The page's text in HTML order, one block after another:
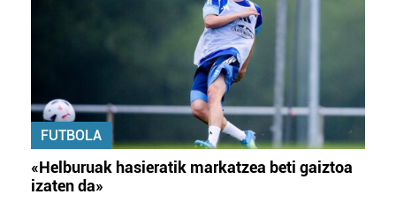
FUTBOLA
«Helburuak hasieratik markatzea beti gaiztoa
izaten da»